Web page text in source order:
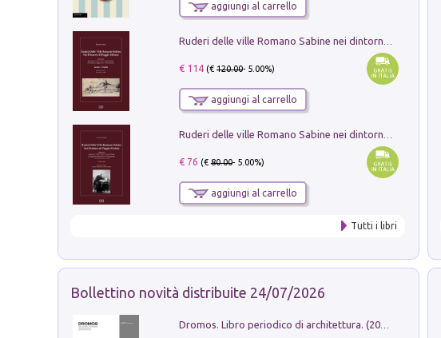
aggiungi al carrello
€ 114(€120.00- 5.00%)
aggiungi al carrello
€ 76 (€80.00- 5.00%)
aggiungi al carrello
Tutti i libri
Bollettino novità distribuite 24/07/2026
Dromos. Libro periodico di architettura. (2026). Vol. 15: Post-model